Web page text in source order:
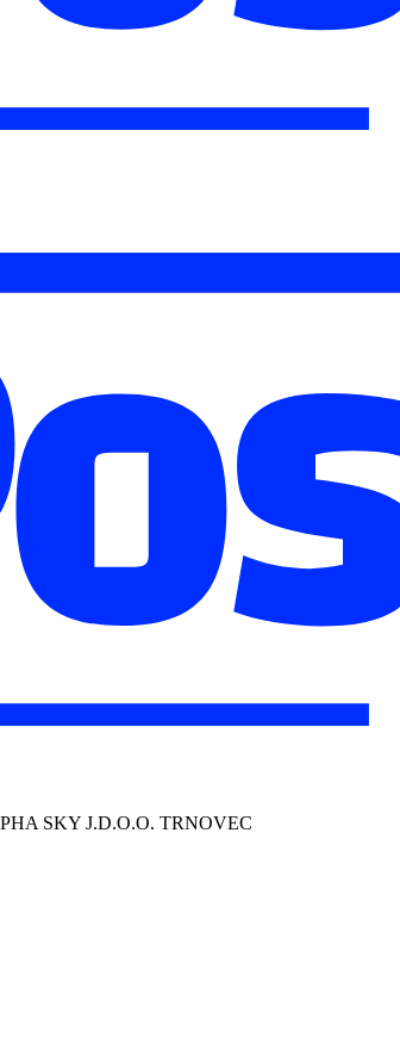
SKY J.D.O.O. TRNOVEC